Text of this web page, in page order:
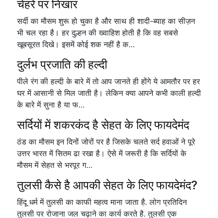
चेहरे पर निखार
सर्दी का मौसम शुरू हो चुका है और साथ ही शादी-ब्याह का सीज़न
भी चल रहा है। हर दुल्हन की ख्वाहिश होती है कि वह सबसे
खूबसूरत दिखे। इसमें कोई शक नहीं है क…
दुर्लभ प्रजाति की हल्दी
पीले रंग की हल्दी के बारे में तो आप जानते ही होंगे ये आमतौर पर हर
घर में आसानी से मिल जाती है। लेकिन क्या आपने कभी काली हल्दी
के बारे में सुना है या फ…
सर्दियों में शकरकंद है सेहत के लिए फायदेमंद
ठंड का मौसम इन दिनों जोरों पर है जिसके चलते सर्द हवाओं ने पूरे
उत्तर भारत में सितम ढा रखा है। ऐसे में जरूरी है कि सर्दियों के
मौसम में सेहत से भरपूर ग…
तुलसी कैसे है आपकी सेहत के लिए फायदेमंद?
हिंदू धर्म में तुलसी का काफी महत्व माना जाता है. लोग प्रतिदिन
तुलसी पर रोजाना जल चढ़ाने का कार्य करते है. तुलसी एक